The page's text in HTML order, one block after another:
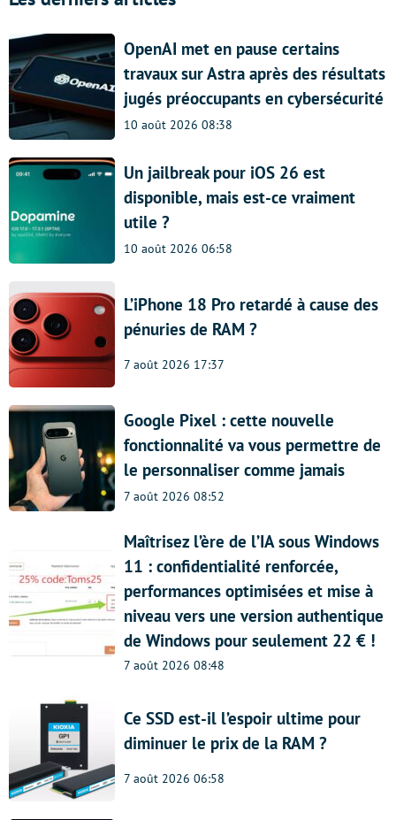
OpenAI met en pause certains
travaux sur Astra après des résultats
jugés préoccupants en cybersécurité
10 août 2026 08:38
Un jailbreak pour iOS 26 est
disponible, mais est-ce vraiment
utile ?
10 août 2026 06:58
L’iPhone 18 Pro retardé à cause des
pénuries de RAM ?
7 août 2026 17:37
Google Pixel : cette nouvelle
fonctionnalité va vous permettre de
le personnaliser comme jamais
7 août 2026 08:52
Maîtrisez l’ère de l’IA sous Windows
11 : confidentialité renforcée,
performances optimisées et mise à
niveau vers une version authentique
de Windows pour seulement 22 € !
7 août 2026 08:48
Ce SSD est-il l’espoir ultime pour
diminuer le prix de la RAM ?
7 août 2026 06:58